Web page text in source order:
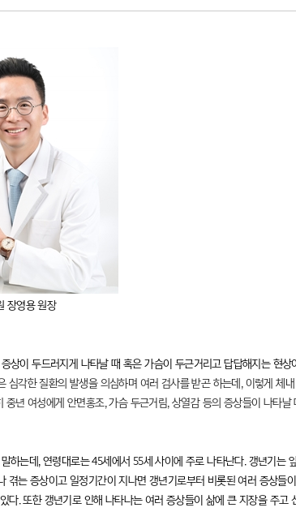
장영용 원장
상이 두드러지게 나타날 때 혹은 가슴이 두근거리고 답답해지는 현
심각한 질환의 발생을 의심하며 여러 검사를 받곤 하는데, 이렇게 체
년 여성에게 안면홍조, 가슴 두근거림, 상열감 등의 증상들이 나타
하는데, 연령대로는 45세에서 55세 사이에 주로 나타난다. 갱년기는
겪는 증상이고 일정기간이 지나면 갱년기로부터 비롯된 여러 증상들
다. 또한 갱년기로 인해 나타나는 여러 증상들이 삶에 큰 지장을 주